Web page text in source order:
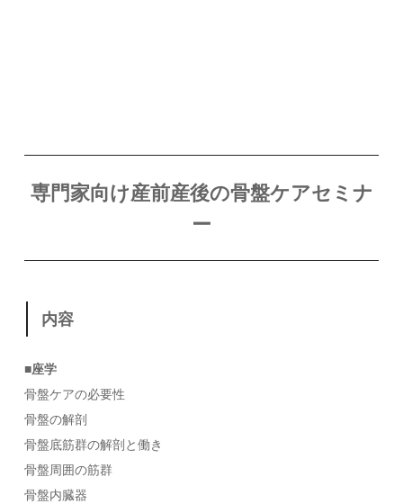
専門家向け産前産後の骨盤ケアセミナ
ー
内容
■座学
骨盤ケアの必要性
骨盤の解剖
骨盤底筋群の解剖と働き
骨盤周囲の筋群
骨盤内臓器